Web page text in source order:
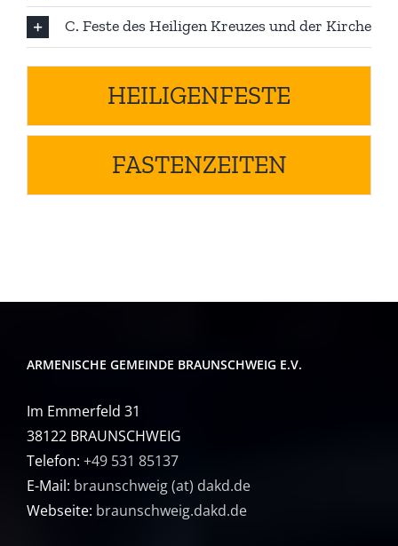
C. Feste des Heiligen Kreuzes und der Kirche
HEILIGENFESTE
FASTENZEITEN
ARMENISCHE GEMEINDE BRAUNSCHWEIG E.V.
Im Emmerfeld 31
38122 BRAUNSCHWEIG
Telefon: +49 531 85137
E-Mail: braunschweig (at) dakd.de
Webseite: braunschweig.dakd.de